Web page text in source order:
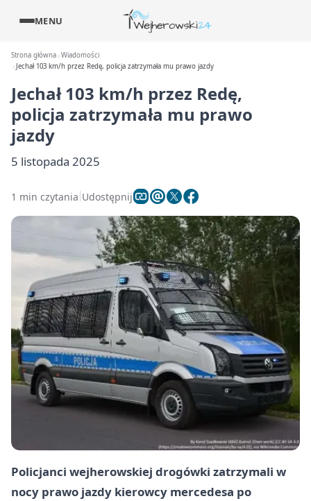
MENU
Strona główna Wiadomości
Jechał 103 km/h przez Redę, policja zatrzymała mu prawo jazdy
Jechał 103 km/h przez Redę,
policja zatrzymała mu prawo
jazdy
5 listopada 2025
1 min czytania Udostępnij
Policjanci wejherowskiej drogówki zatrzymali w
nocy prawo jazdy kierowcy mercedesa po